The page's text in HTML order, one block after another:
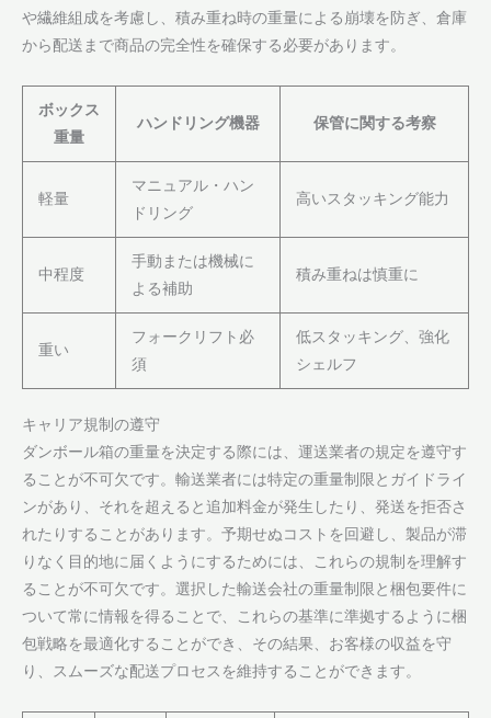
や繊維組成を考慮し、積み重ね時の重量による崩壊を防ぎ、倉庫
から配送まで商品の完全性を確保する必要があります。
ボックス
重量
ハンドリング機器 保管に関する考察
軽量
マニュアル・ハン
ドリング
高いスタッキング能力
中程度
手動または機械に
よる補助
積み重ねは慎重に
重い
フォークリフト必
須
低スタッキング、強化
シェルフ
キャリア規制の遵守
ダンボール箱の重量を決定する際には、運送業者の規定を遵守す
ることが不可欠です。輸送業者には特定の重量制限とガイドライ
ンがあり、それを超えると追加料金が発生したり、発送を拒否さ
れたりすることがあります。予期せぬコストを回避し、製品が滞
りなく目的地に届くようにするためには、これらの規制を理解す
ることが不可欠です。選択した輸送会社の重量制限と梱包要件に
ついて常に情報を得ることで、これらの基準に準拠するように梱
包戦略を最適化することができ、その結果、お客様の収益を守
り、スムーズな配送プロセスを維持することができます。